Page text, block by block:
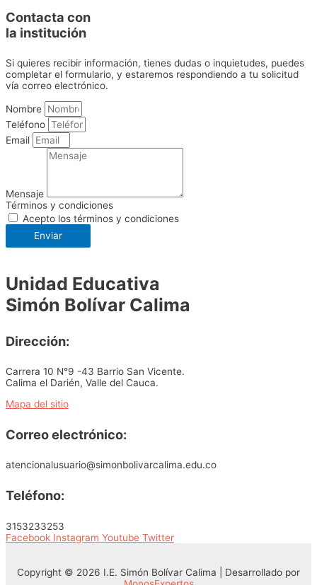
Contacta con
la institución
Si quieres recibir información, tienes dudas o inquietudes, puedes
completar el formulario, y estaremos respondiendo a tu solicitud
vía correo electrónico.
Nombre
Teléfono
Email
Mensaje
Términos y condiciones
Acepto los términos y condiciones
Enviar
Unidad Educativa
Simón Bolívar Calima
Dirección:
Carrera 10 N°9 -43 Barrio San Vicente.
Calima el Darién, Valle del Cauca.
Mapa del sitio
Correo electrónico:
atencionalusuario@simonbolivarcalima.edu.co
Teléfono:
3153233253
Facebook Instagram Youtube Twitter
Copyright © 2026 I.E. Simón Bolívar Calima | Desarrollado por